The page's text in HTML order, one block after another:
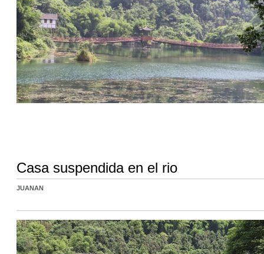
Casa suspendida en el rio
JUANAN